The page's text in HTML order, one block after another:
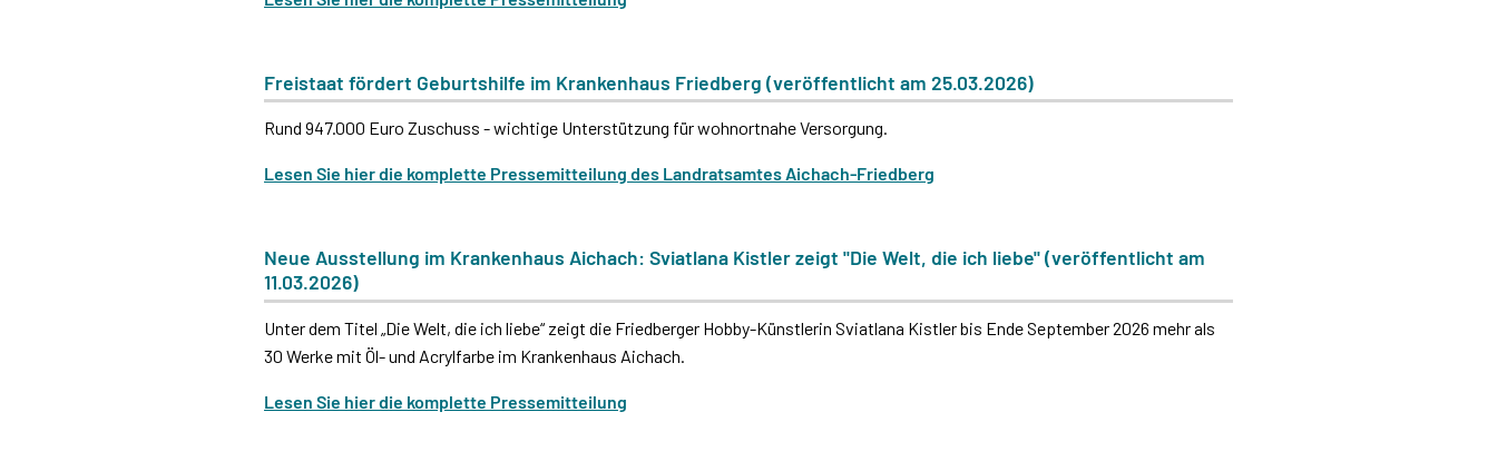
Freistaat fördert Geburtshilfe im Krankenhaus Friedberg (veröffentlicht am 25.03.2026)
Rund 947.000 Euro Zuschuss - wichtige Unterstützung für wohnortnahe Versorgung.
Lesen Sie hier die komplette Pressemitteilung des Landratsamtes Aichach-Friedberg
Neue Ausstellung im Krankenhaus Aichach: Sviatlana Kistler zeigt "Die Welt, die ich liebe" (veröffentlicht am
11.03.2026)
Unter dem Titel „Die Welt, die ich liebe“ zeigt die Friedberger Hobby-Künstlerin Sviatlana Kistler bis Ende September 2026 mehr als
30 Werke mit Öl- und Acrylfarbe im Krankenhaus Aichach.
Lesen Sie hier die komplette Pressemitteilung